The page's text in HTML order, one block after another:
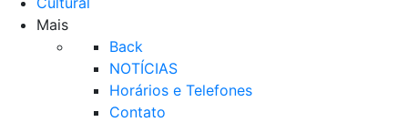
Mais
Back
NOTÍCIAS
Horários e Telefones
Contato